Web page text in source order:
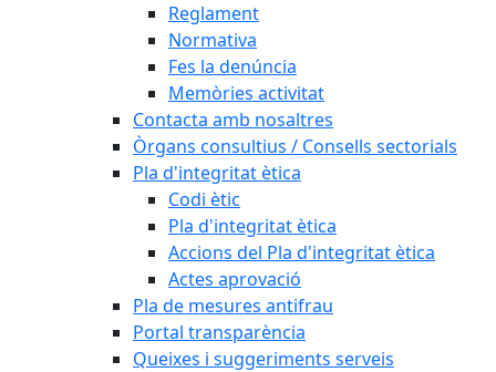
Reglament
Normativa
Fes la denúncia
Memòries activitat
Contacta amb nosaltres
Òrgans consultius / Consells sectorials
Pla d'integritat ètica
Codi ètic
Pla d'integritat ètica
Accions del Pla d'integritat ètica
Actes aprovació
Pla de mesures antifrau
Portal transparència
Queixes i suggeriments serveis